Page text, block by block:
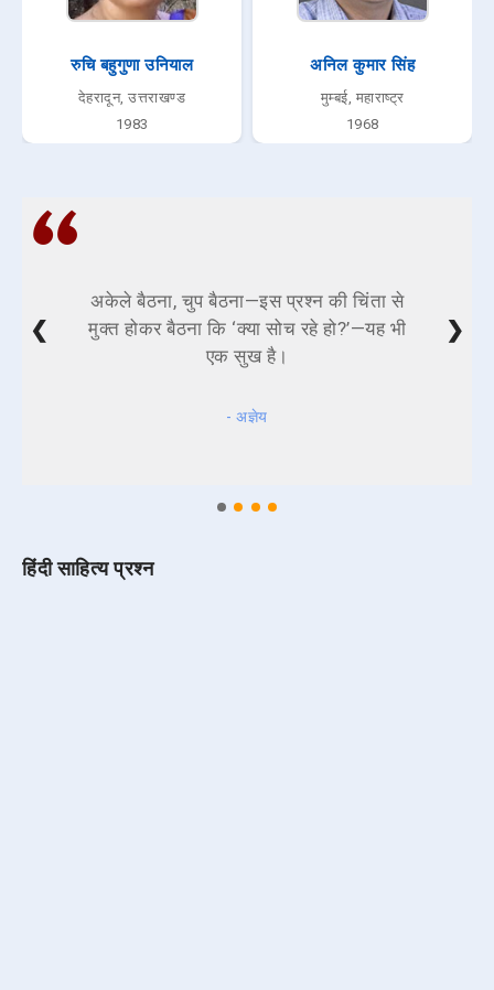
रुचि बहुगुणा उनियाल
देहरादून, उत्तराखण्ड
1983
अनिल कुमार सिंह
मुम्बई, महाराष्ट्र
1968
अकेले बैठना, चुप बैठना—इस प्रश्न की चिंता से
मुक्त होकर बैठना कि ‘क्या सोच रहे हो?’—यह भी
एक सुख है।
- अज्ञेय
❮ ❯
हिंदी साहित्य प्रश्न